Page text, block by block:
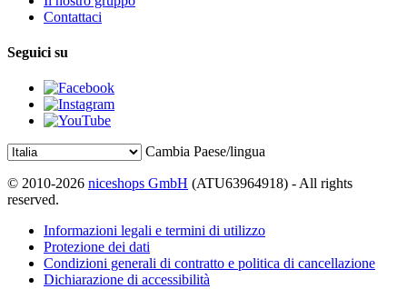
Contattaci
Seguici su
Cambia Paese/lingua
© 2010-2026 niceshops GmbH (ATU63964918) - All rights
reserved.
Informazioni legali e termini di utilizzo
Protezione dei dati
Condizioni generali di contratto e politica di cancellazione
Dichiarazione di accessibilità